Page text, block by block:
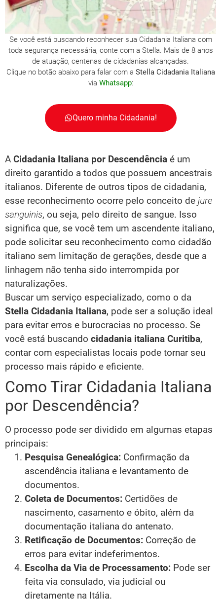
Se você está buscando reconhecer sua Cidadania Italiana com
toda segurança necessária, conte com a Stella. Mais de 8 anos
de atuação, centenas de cidadanias alcançadas.
Clique no botão abaixo para falar com a Stella Cidadania Italiana
via Whatsapp:
Quero minha Cidadania!
A Cidadania Italiana por Descendência é um
direito garantido a todos que possuem ancestrais
italianos. Diferente de outros tipos de cidadania,
esse reconhecimento ocorre pelo conceito de jure
sanguinis, ou seja, pelo direito de sangue. Isso
significa que, se você tem um ascendente italiano,
pode solicitar seu reconhecimento como cidadão
italiano sem limitação de gerações, desde que a
linhagem não tenha sido interrompida por
naturalizações.
Buscar um serviço especializado, como o da
Stella Cidadania Italiana, pode ser a solução ideal
para evitar erros e burocracias no processo. Se
você está buscando cidadania italiana Curitiba,
contar com especialistas locais pode tornar seu
processo mais rápido e eficiente.
Como Tirar Cidadania Italiana
por Descendência?
O processo pode ser dividido em algumas etapas
principais:
Pesquisa Genealógica: Confirmação da
ascendência italiana e levantamento de
documentos.
Coleta de Documentos: Certidões de
nascimento, casamento e óbito, além da
documentação italiana do antenato.
Retificação de Documentos: Correção de
erros para evitar indeferimentos.
Escolha da Via de Processamento: Pode ser
feita via consulado, via judicial ou
diretamente na Itália.